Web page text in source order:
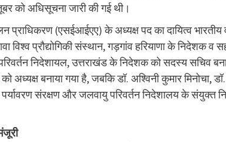
को अधिसूचना जारी की गई थी।
(एसईआईएए) के अध्यक्ष पद का दायित्व भारतीय
प्रौद्योगिकी संस्थान, गड़गांव हरियाणा के निदेशक व
निदेशायल, उत्तराखंड के निदेशक को सदस्य सचिव
अध्यक्ष बनाया गया है, जबकि डॉ. अश्विनी कुमार मिनोचा,
पर्यावरण संरक्षण और जलवायु परिवर्तन निदेशालय के संयुक्त